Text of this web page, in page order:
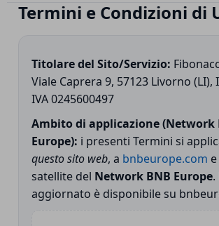
Termini e Condizioni di
Titolare del Sito/Servizio:
Viale Caprera 9, 57123 Livorno (LI),
IVA 0245600497
Ambito di applicazione (Network
Europe): i presenti Termini si
questo sito web, a bnbeurope.com
satellite del Network BNB Europe.
aggiornato è disponibile su